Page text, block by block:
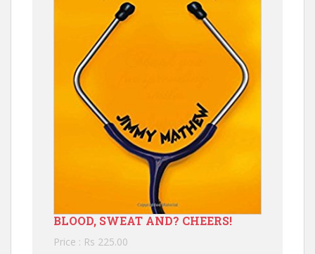
BLOOD, SWEAT AND? CHEERS!
Price : Rs 225.00